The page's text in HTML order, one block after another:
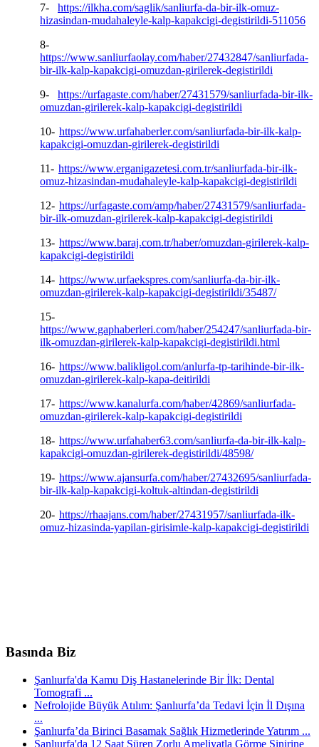
7-
https://ilkha.com/saglik/sanliurfa-da-bir-ilk-omuz-
hizasindan-mudahaleyle-kalp-kapakcigi-degistirildi-511056
8-
https://www.sanliurfaolay.com/haber/27432847/sanliurfada-
bir-ilk-kalp-kapakcigi-omuzdan-girilerek-degistirildi
9-
https://urfagaste.com/haber/27431579/sanliurfada-bir-ilk-
omuzdan-girilerek-kalp-kapakcigi-degistirildi
10- https://www.urfahaberler.com/sanliurfada-bir-ilk-kalp-
kapakcigi-omuzdan-girilerek-degistirildi
11- https://www.erganigazetesi.com.tr/sanliurfada-bir-ilk-
omuz-hizasindan-mudahaleyle-kalp-kapakcigi-degistirildi
12- https://urfagaste.com/amp/haber/27431579/sanliurfada-
bir-ilk-omuzdan-girilerek-kalp-kapakcigi-degistirildi
13- https://www.baraj.com.tr/haber/omuzdan-girilerek-kalp-
kapakcigi-degistirildi
14- https://www.urfaekspres.com/sanliurfa-da-bir-ilk-
omuzdan-girilerek-kalp-kapakcigi-degistirildi/35487/
15-
https://www.gaphaberleri.com/haber/254247/sanliurfada-bir-
ilk-omuzdan-girilerek-kalp-kapakcigi-degistirildi.html
16- https://www.balikligol.com/anlurfa-tp-tarihinde-bir-ilk-
omuzdan-girilerek-kalp-kapa-deitirildi
17- https://www.kanalurfa.com/haber/42869/sanliurfada-
omuzdan-girilerek-kalp-kapakcigi-degistirildi
18- https://www.urfahaber63.com/sanliurfa-da-bir-ilk-kalp-
kapakcigi-omuzdan-girilerek-degistirildi/48598/
19- https://www.ajansurfa.com/haber/27432695/sanliurfada-
bir-ilk-kalp-kapakcigi-koltuk-altindan-degistirildi
20- https://rhaajans.com/haber/27431957/sanliurfada-ilk-
omuz-hizasinda-yapilan-girisimle-kalp-kapakcigi-degistirildi
Basında Biz
Şanlıurfa'da Kamu Diş Hastanelerinde Bir İlk: Dental
Tomografi ...
Nefrolojide Büyük Atılım: Şanlıurfa’da Tedavi İçin İl Dışına
...
Şanlıurfa’da Birinci Basamak Sağlık Hizmetlerinde Yatırım ...
Şanlıurfa'da 12 Saat Süren Zorlu Ameliyatla Görme Sinirine